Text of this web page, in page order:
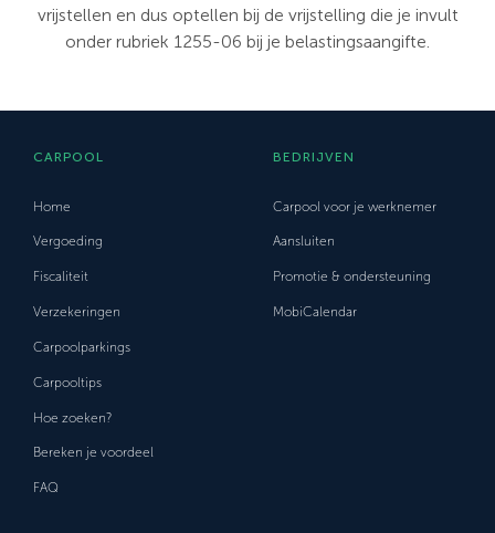
vrijstellen en dus optellen bij de vrijstelling die je invult
onder rubriek 1255-06 bij je belastingsaangifte.
CARPOOL
Home
Vergoeding
Fiscaliteit
Verzekeringen
Carpoolparkings
Carpooltips
Hoe zoeken?
Bereken je voordeel
FAQ
BEDRIJVEN
Carpool voor je werknemer
Aansluiten
Promotie & ondersteuning
MobiCalendar